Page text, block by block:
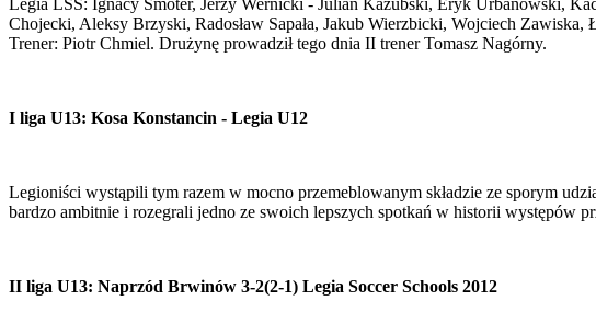
Chojecki, Aleksy Brzyski, Radosław Sapała, Jakub Wierzbicki, Wojciech Zawiska,
Trener: Piotr Chmiel. Drużynę prowadził tego dnia II trener Tomasz Nagórny.
I liga U13: Kosa Konstancin - Legia U12
Legioniści wystąpili tym razem w mocno przemeblowanym składzie ze sporym
bardzo ambitnie i rozegrali jedno ze swoich lepszych spotkań w historii występów
II liga U13: Naprzód Brwinów 3-2(2-1) Legia Soccer Schools 2012